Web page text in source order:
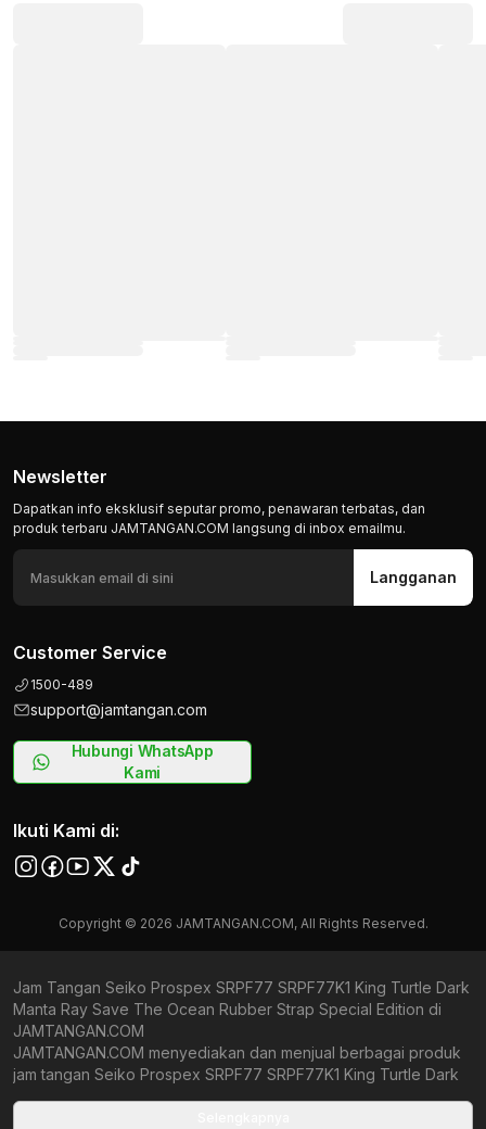
Newsletter
Dapatkan info eksklusif seputar promo, penawaran terbatas, dan
produk terbaru JAMTANGAN.COM langsung di inbox emailmu.
Langganan
Customer Service
1500-489
support@jamtangan.com
Hubungi WhatsApp
Kami
Ikuti Kami di:
Copyright © 2026 JAMTANGAN.COM, All Rights Reserved.
Jam Tangan Seiko Prospex SRPF77 SRPF77K1 King Turtle Dark
Manta Ray Save The Ocean Rubber Strap Special Edition di
JAMTANGAN.COM
JAMTANGAN.COM menyediakan dan menjual berbagai produk
jam tangan Seiko Prospex SRPF77 SRPF77K1 King Turtle Dark